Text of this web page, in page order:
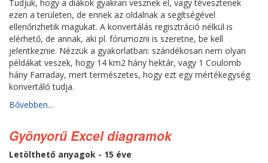
Tudjuk, hogy a diákok gyakran vesznek el, vagy tévesztenek
ezen a területen, de ennek az oldalnak a segítségével
ellenőrizhetik magukat. A konvertálás regisztráció nélkül is
elérhető, de annak, aki pl. fórumozni is szeretne, be kell
jelentkeznie. Nézzük a gyakorlatban: szándékosan nem olyan
példákat veszek, hogy 14 km2 hány hektár, vagy 1 Coulomb
hány Farraday, mert természetes, hogy ezt egy mértékegység
konvertáló tudja.
Bővebben...
Gyönyorű Excel diagramok
Letölthető anyagok - 15 éve